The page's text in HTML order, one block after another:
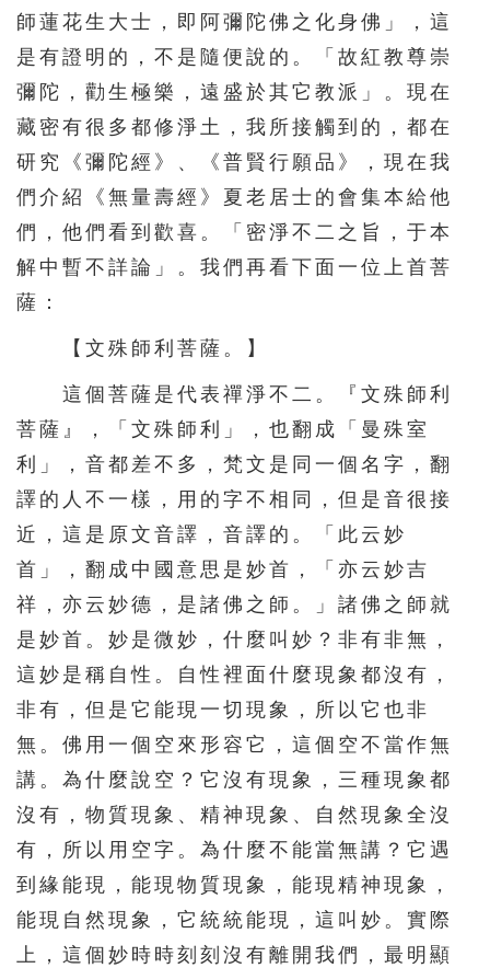
師蓮花生大士，即阿彌陀佛之化身佛」，這
是有證明的，不是隨便說的。「故紅教尊崇
彌陀，勸生極樂，遠盛於其它教派」。現在
藏密有很多都修淨土，我所接觸到的，都在
研究《彌陀經》、《普賢行願品》，現在我
們介紹《無量壽經》夏老居士的會集本給他
們，他們看到歡喜。「密淨不二之旨，于本
解中暫不詳論」。我們再看下面一位上首菩
薩：
【文殊師利菩薩。】
這個菩薩是代表禪淨不二。『文殊師利
菩薩』，「文殊師利」，也翻成「曼殊室
利」，音都差不多，梵文是同一個名字，翻
譯的人不一樣，用的字不相同，但是音很接
近，這是原文音譯，音譯的。「此云妙
首」，翻成中國意思是妙首，「亦云妙吉
祥，亦云妙德，是諸佛之師。」諸佛之師就
是妙首。妙是微妙，什麼叫妙？非有非無，
這妙是稱自性。自性裡面什麼現象都沒有，
非有，但是它能現一切現象，所以它也非
無。佛用一個空來形容它，這個空不當作無
講。為什麼說空？它沒有現象，三種現象都
沒有，物質現象、精神現象、自然現象全沒
有，所以用空字。為什麼不能當無講？它遇
到緣能現，能現物質現象，能現精神現象，
能現自然現象，它統統能現，這叫妙。實際
上，這個妙時時刻刻沒有離開我們，最明顯